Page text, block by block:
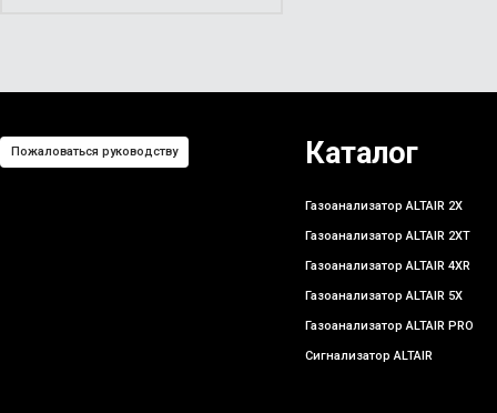
Пожаловаться руководству Каталог
Газоанализатор ALTAIR 2X
Газоанализатор ALTAIR 2XT
Газоанализатор ALTAIR 4XR
Газоанализатор ALTAIR 5X
Газоанализатор ALTAIR PRO
Сигнализатор ALTAIR